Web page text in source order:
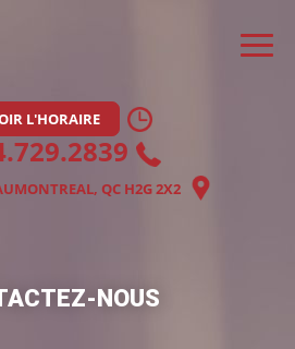
L'HORAIRE
MONTREAL, QC H2G 2X2
NOUS